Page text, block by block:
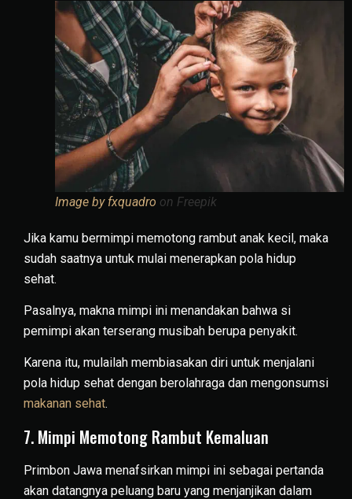
Image by fxquadro on Freepik
Jika kamu bermimpi memotong rambut anak kecil, maka
sudah saatnya untuk mulai menerapkan pola hidup
sehat.
Pasalnya, makna mimpi ini menandakan bahwa si
pemimpi akan terserang musibah berupa penyakit.
Karena itu, mulailah membiasakan diri untuk menjalani
pola hidup sehat dengan berolahraga dan mengonsumsi
makanan sehat.
7. Mimpi Memotong Rambut Kemaluan
Primbon Jawa menafsirkan mimpi ini sebagai pertanda
akan datangnya peluang baru yang menjanjikan dalam